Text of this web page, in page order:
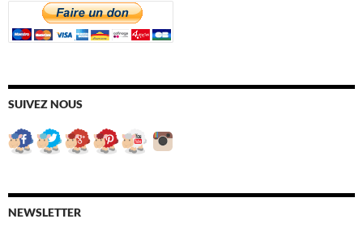
SUIVEZ NOUS
NEWSLETTER